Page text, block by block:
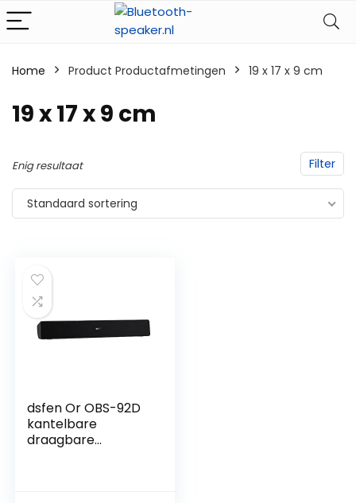
Home Product Productafmetingen ‎19 x 17 x 9 cm
‎19 x 17 x 9 cm
Filter
Enig resultaat
Standaard sortering
dsfen Or OBS-92D
kantelbare
draagbare